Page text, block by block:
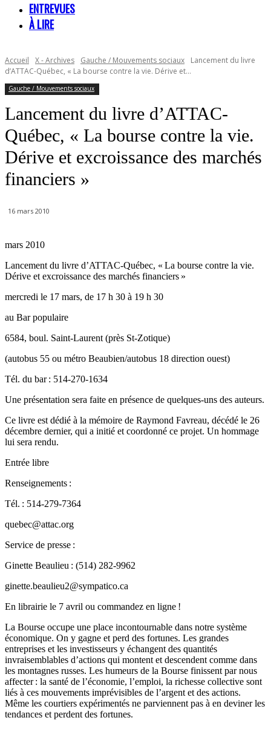
ENTREVUES
À LIRE
Accueil X - Archives Gauche / Mouvements sociaux
Lancement du livre
d’ATTAC-Québec, « La bourse contre la vie. Dérive et...
Gauche / Mouvements sociaux
Lancement du livre d’ATTAC-
Québec, « La bourse contre la vie.
Dérive et excroissance des marchés
financiers »
16 mars 2010
mars 2010
Lancement du livre d’ATTAC-Québec, « La bourse contre la vie.
Dérive et excroissance des marchés financiers »
mercredi le 17 mars, de 17 h 30 à 19 h 30
au Bar populaire
6584, boul. Saint-Laurent (près St-Zotique)
(autobus 55 ou métro Beaubien/autobus 18 direction ouest)
Tél. du bar : 514-270-1634
Une présentation sera faite en présence de quelques-uns des auteurs.
Ce livre est dédié à la mémoire de Raymond Favreau, décédé le 26
décembre dernier, qui a initié et coordonné ce projet. Un hommage
lui sera rendu.
Entrée libre
Renseignements :
Tél. : 514-279-7364
quebec@attac.org
Service de presse :
Ginette Beaulieu : (514) 282-9962
ginette.beaulieu2@sympatico.ca
En librairie le 7 avril ou commandez en ligne !
La Bourse occupe une place incontournable dans notre système
économique. On y gagne et perd des fortunes. Les grandes
entreprises et les investisseurs y échangent des quantités
invraisemblables d’actions qui montent et descendent comme dans
les montagnes russes. Les humeurs de la Bourse finissent par nous
affecter : la santé de l’économie, l’emploi, la richesse collective sont
liés à ces mouvements imprévisibles de l’argent et des actions.
Même les courtiers expérimentés ne parviennent pas à en deviner les
tendances et perdent des fortunes.